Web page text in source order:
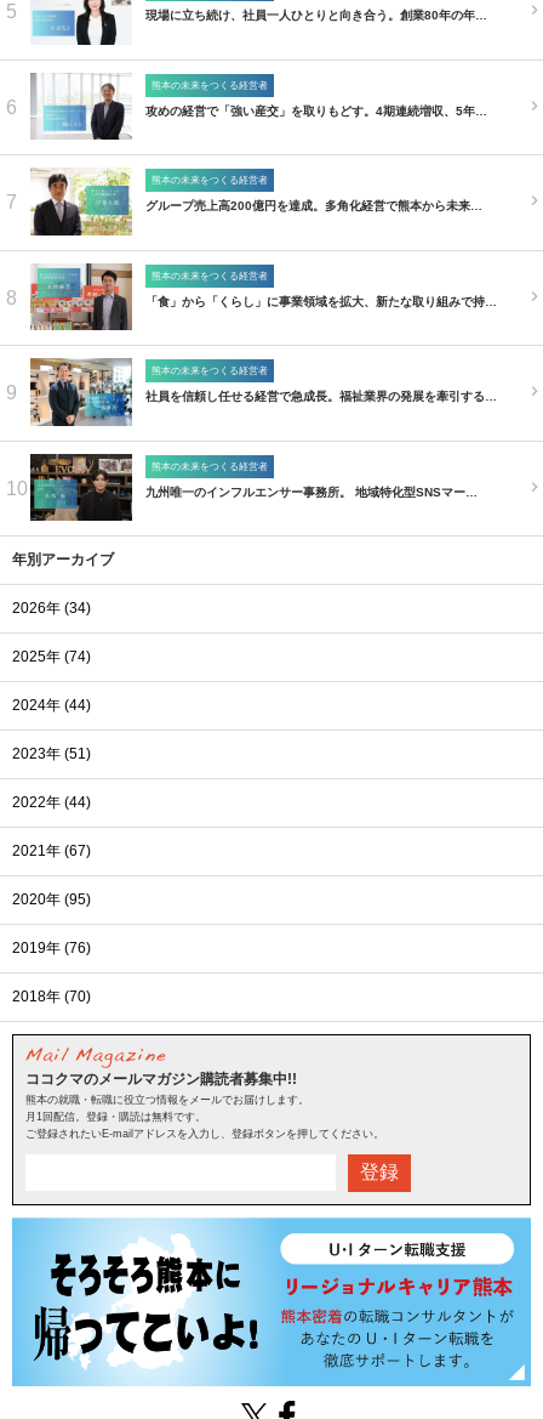
5 現場に立ち続け、社員一人ひとりと向き合う。創業80年の年…
6
熊本の未来をつくる経営者
攻めの経営で「強い産交」を取りもどす。4期連続増収、5年…
7
熊本の未来をつくる経営者
グループ売上高200億円を達成。多角化経営で熊本から未来…
8
熊本の未来をつくる経営者
「食」から「くらし」に事業領域を拡大、新たな取り組みで持…
9
熊本の未来をつくる経営者
社員を信頼し任せる経営で急成長。福祉業界の発展を牽引する…
10
熊本の未来をつくる経営者
九州唯一のインフルエンサー事務所。 地域特化型SNSマー…
年別アーカイブ
2026年 (34)
2025年 (74)
2024年 (44)
2023年 (51)
2022年 (44)
2021年 (67)
2020年 (95)
2019年 (76)
2018年 (70)
ココクマのメールマガジン購読者募集中!!
熊本の就職・転職に役立つ情報をメールでお届けします。
月1回配信。登録・購読は無料です。
ご登録されたいE-mailアドレスを入力し、登録ボタンを押してください。
登録